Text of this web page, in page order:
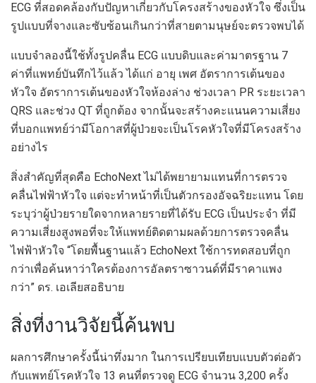
ECG ที่สอดคล้องกับปัญหาเกี่ยวกับโครงสร้างของหัวใจ ซึ่งเป็น
รูปแบบที่จางและซับซ้อนเกินกว่าที่สายตามนุษย์จะตรวจพบได้
แบบจำลองนี้ใช้ทั้งรูปคลื่น ECG แบบดิบและค่ามาตรฐาน 7
ค่าที่แพทย์บันทึกไว้แล้ว ได้แก่ อายุ เพศ อัตราการเต้นของ
หัวใจ อัตราการเต้นของหัวใจห้องล่าง ช่วงเวลา PR ระยะเวลา
QRS และช่วง QT ที่ถูกต้อง จากนั้นจะสร้างคะแนนความเสี่ยง
ที่บอกแพทย์ว่ามีโอกาสที่ผู้ป่วยจะเป็นโรคหัวใจที่มีโครงสร้าง
อย่างไร
สิ่งสำคัญที่สุดคือ EchoNext ไม่ได้พยายามแทนที่การตรวจ
คลื่นไฟฟ้าหัวใจ แต่จะทำหน้าที่เป็นตัวกรองอัจฉริยะแทน โดย
ระบุว่าผู้ป่วยรายใดจากหลายรายที่ได้รับ ECG เป็นประจำ ที่มี
ความเสี่ยงสูงพอที่จะให้แพทย์ติดตามผลด้วยการตรวจคลื่น
ไฟฟ้าหัวใจ “โดยพื้นฐานแล้ว EchoNext ใช้การทดสอบที่ถูก
กว่าเพื่อค้นหาว่าใครต้องการอัลตราซาวนด์ที่มีราคาแพง
กว่า” ดร. เอเลียสอธิบาย
สิ่งที่งานวิจัยนี้ค้นพบ
ผลการศึกษาครั้งนี้น่าทึ่งมาก ในการเปรียบเทียบแบบตัวต่อตัว
กับแพทย์โรคหัวใจ 13 คนที่ตรวจดู ECG จำนวน 3,200 ครั้ง